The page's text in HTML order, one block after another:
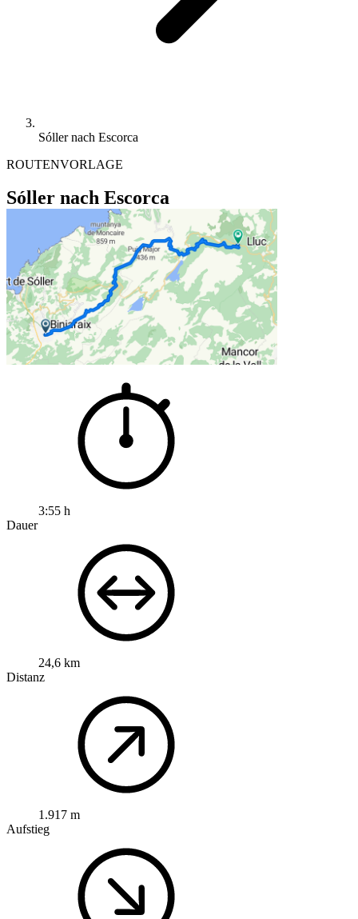
Sóller nach Escorca
ROUTENVORLAGE
Sóller nach Escorca
3:55 h
Dauer
24,6 km
Distanz
1.917 m
Aufstieg